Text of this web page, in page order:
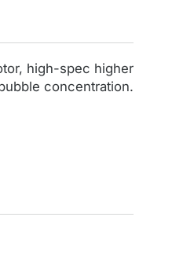
high-spec higher
concentration.